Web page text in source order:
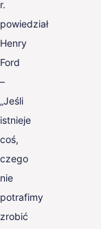
r.
powiedział
Henry
Ford
–
„Jeśli
istnieje
coś,
czego
nie
potrafimy
zrobić